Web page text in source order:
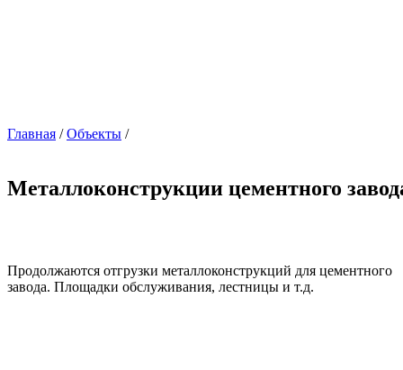
Главная /Объекты /
Металлоконструкции цементного
Продолжаются отгрузки металлоконструкций для цементного
завода. Площадки обслуживания, лестницы и т.д.